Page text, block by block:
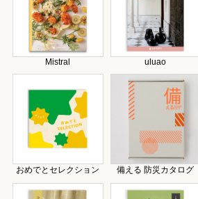
Mistral uluao
おめでとセレクション 備える 防災カタログ